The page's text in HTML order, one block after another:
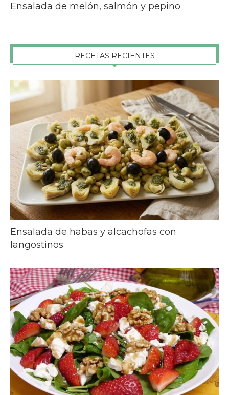
Ensalada de melón, salmón y pepino
RECETAS RECIENTES
Ensalada de habas y alcachofas con
langostinos